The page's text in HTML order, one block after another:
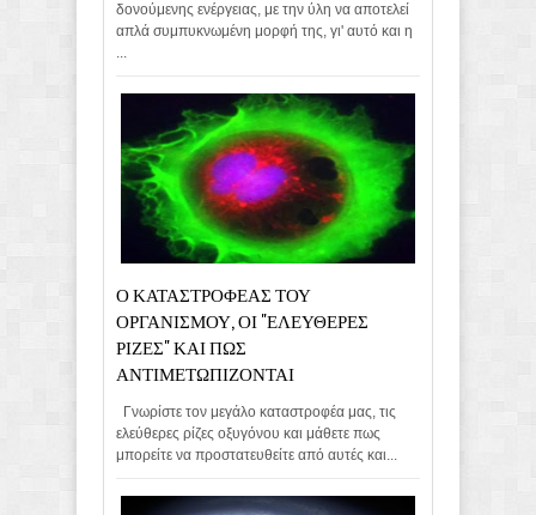
δονούμενης ενέργειας, με την ύλη να αποτελεί
απλά συμπυκνωμένη μορφή της, γι' αυτό και η
...
Ο ΚΑΤΑΣΤΡΟΦΕΑΣ ΤΟΥ
ΟΡΓΑΝΙΣΜΟΥ, ΟΙ "ΕΛΕΥΘΕΡΕΣ
ΡΙΖΕΣ" ΚΑΙ ΠΩΣ
ΑΝΤΙΜΕΤΩΠΙΖΟΝΤΑΙ
Γνωρίστε τον μεγάλο καταστροφέα μας, τις
ελεύθερες ρίζες οξυγόνου και μάθετε πως
μπορείτε να προστατευθείτε από αυτές και...